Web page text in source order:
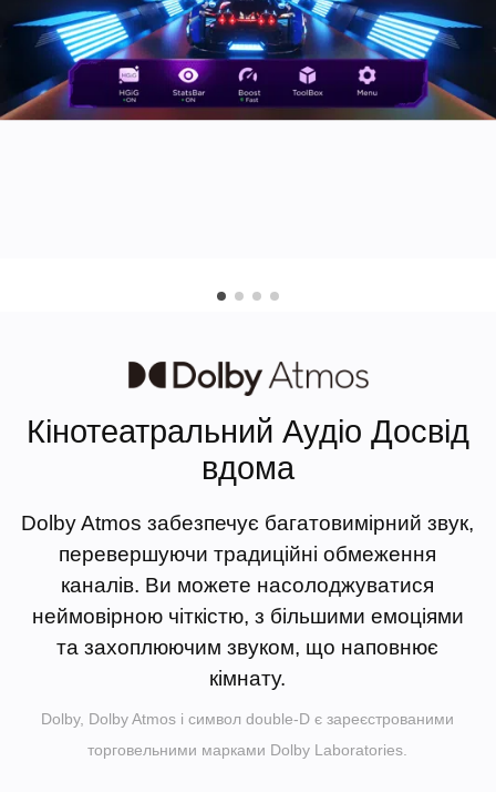
Кінотеатральний Аудіо Досвід
вдома
Dolby Atmos забезпечує багатовимірний звук,
перевершуючи традиційні обмеження
каналів. Ви можете насолоджуватися
неймовірною чіткістю, з більшими емоціями
та захоплюючим звуком, що наповнює
кімнату.
Dolby, Dolby Atmos і символ double-D є зареєстрованими
торговельними марками Dolby Laboratories.